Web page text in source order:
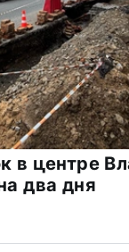
в центре
два дня